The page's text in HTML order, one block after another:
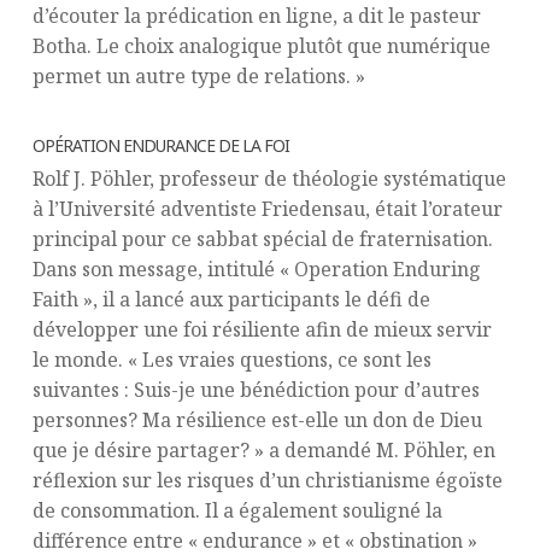
d’écouter la prédication en ligne, a dit le pasteur
Botha. Le choix analogique plutôt que numérique
permet un autre type de relations. »
OPÉRATION ENDURANCE DE LA FOI
Rolf J. Pöhler, professeur de théologie systématique
à l’Université adventiste Friedensau, était l’orateur
principal pour ce sabbat spécial de fraternisation.
Dans son message, intitulé « Operation Enduring
Faith », il a lancé aux participants le défi de
développer une foi résiliente afin de mieux servir
le monde. « Les vraies questions, ce sont les
suivantes : Suis-je une bénédiction pour d’autres
personnes? Ma résilience est-elle un don de Dieu
que je désire partager? » a demandé M. Pöhler, en
réflexion sur les risques d’un christianisme égoïste
de consommation. Il a également souligné la
différence entre « endurance » et « obstination »